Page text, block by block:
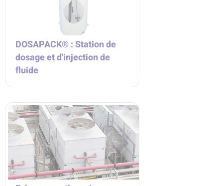
DOSAPACK® : Station de
dosage et d'injection de
fluide